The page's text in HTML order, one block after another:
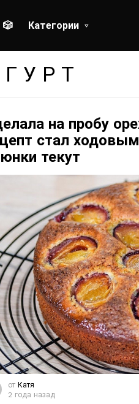
🎲 Категории
на пробу
стал
текут
от Катя
2 года назад